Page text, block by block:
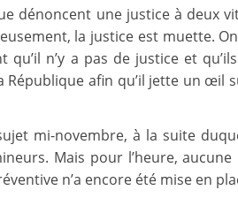
dénoncent une justice à deux
la justice est muette.
n’y a pas de justice et
République afin qu’il jette un œil
mi-novembre, à la suite
Mais pour l’heure, aucune
n’a encore été mise en